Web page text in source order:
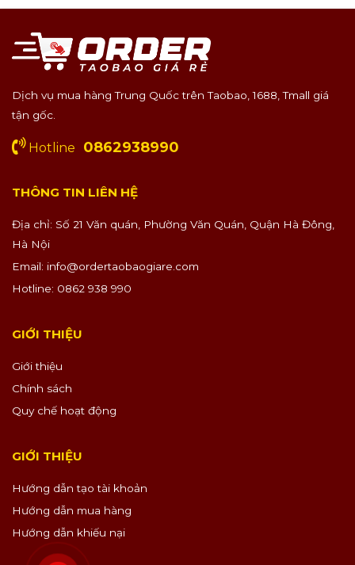
Dịch vụ mua hàng Trung Quốc trên Taobao, 1688, Tmall giá
tận gốc.
Hotline 0862938990
THÔNG TIN LIÊN HỆ
Địa chỉ: Số 21 Văn quán, Phường Văn Quán, Quận Hà Đông,
Hà Nội
Email: info@ordertaobaogiare.com
Hotline: 0862 938 990
GIỚI THIỆU
Giới thiệu
Chính sách
Quy chế hoạt động
GIỚI THIỆU
Hướng dẫn tạo tài khoản
Hướng dẫn mua hàng
Hướng dẫn khiếu nại